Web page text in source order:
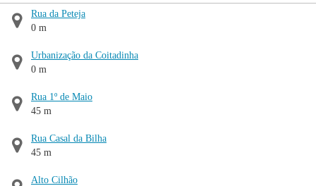
Rua da Peteja
0 m
Urbanização da Coitadinha
0 m
Rua 1º de Maio
45 m
Rua Casal da Bilha
45 m
Alto Cilhão